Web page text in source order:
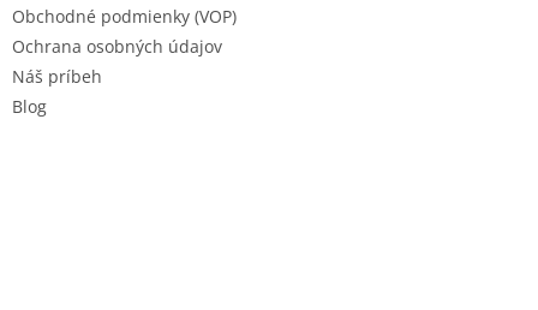
Obchodné podmienky (VOP)
Ochrana osobných údajov
Náš príbeh
Blog